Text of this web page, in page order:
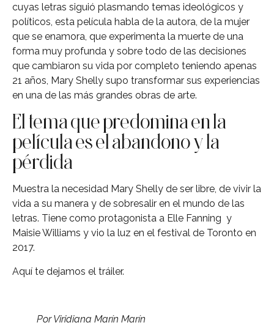
cuyas letras siguió plasmando temas ideológicos y
políticos, esta película habla de la autora, de la mujer
que se enamora, que experimenta la muerte de una
forma muy profunda y sobre todo de las decisiones
que cambiaron su vida por completo teniendo apenas
21 años, Mary Shelly supo transformar sus experiencias
en una de las más grandes obras de arte.
El tema que predomina en la
película es el abandono y la
pérdida
Muestra la necesidad Mary Shelly de ser libre, de vivir la
vida a su manera y de sobresalir en el mundo de las
letras. Tiene como protagonista a Elle Fanning y
Maisie Williams y vio la luz en el festival de Toronto en
2017.
Aquí te dejamos el tráiler.
Por Viridiana Marín Marín